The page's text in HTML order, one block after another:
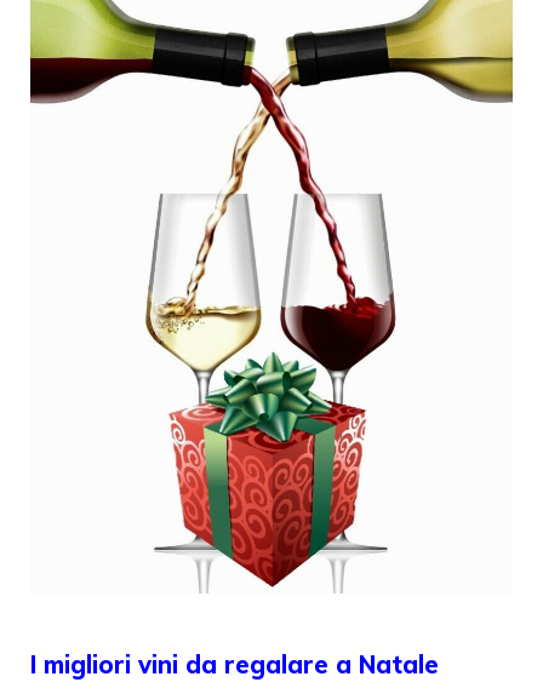
I migliori vini da regalare a Natale